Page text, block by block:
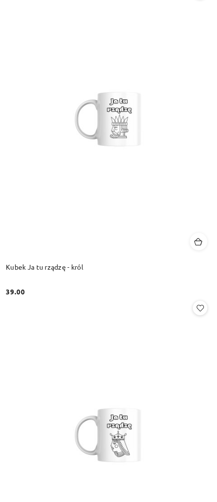
Kubek Ja tu rządzę - król
Cena:
39.00